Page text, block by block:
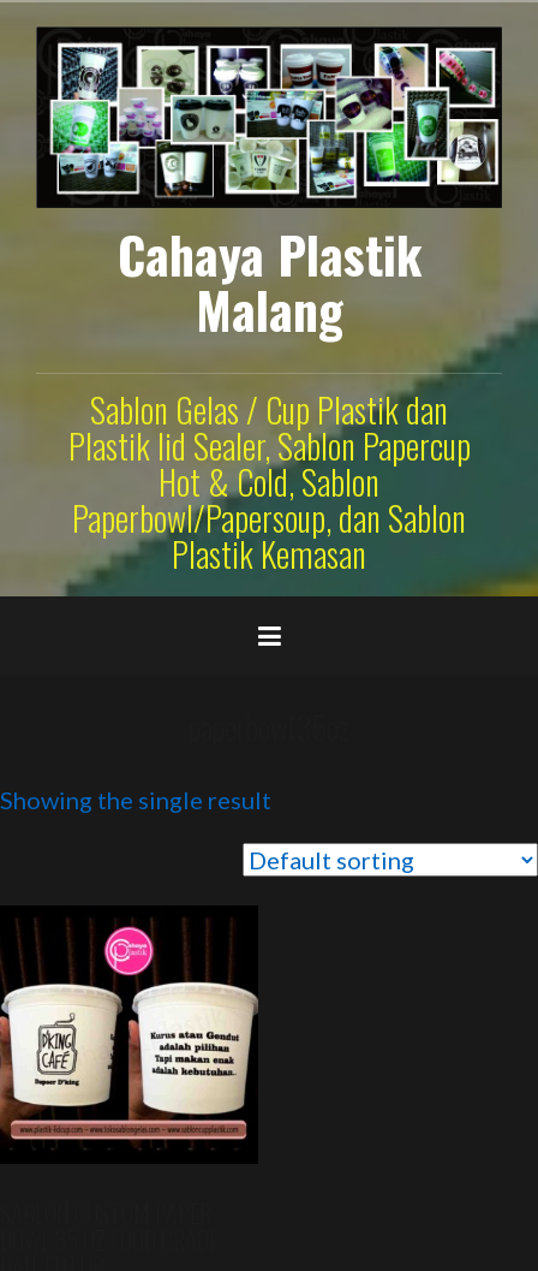
konten
Cahaya Plastik
Malang
Sablon Gelas / Cup Plastik dan
Plastik lid Sealer, Sablon Papercup
Hot & Cold, Sablon
Paperbowl/Papersoup, dan Sablon
Plastik Kemasan
Showing the single result